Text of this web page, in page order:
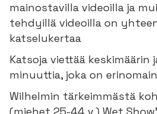
mainostavilla videoilla ja
tehdyillä videoilla on
katselukertaa
Katsoja viettää keskimäärin
minuuttia, joka on
Wilhelmin tärkeimmästä